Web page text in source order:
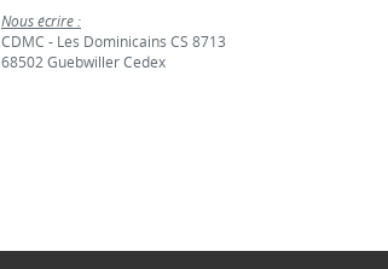
Nous écrire :
CDMC - Les Dominicains CS 8713
68502 Guebwiller Cedex